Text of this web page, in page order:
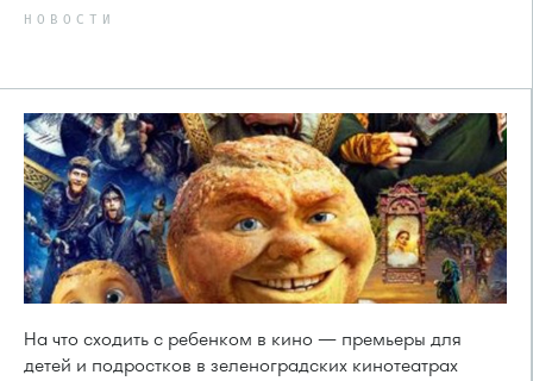
НОВОСТИ
На что сходить с ребенком в кино — премьеры для
детей и подростков в зеленоградских кинотеатрах